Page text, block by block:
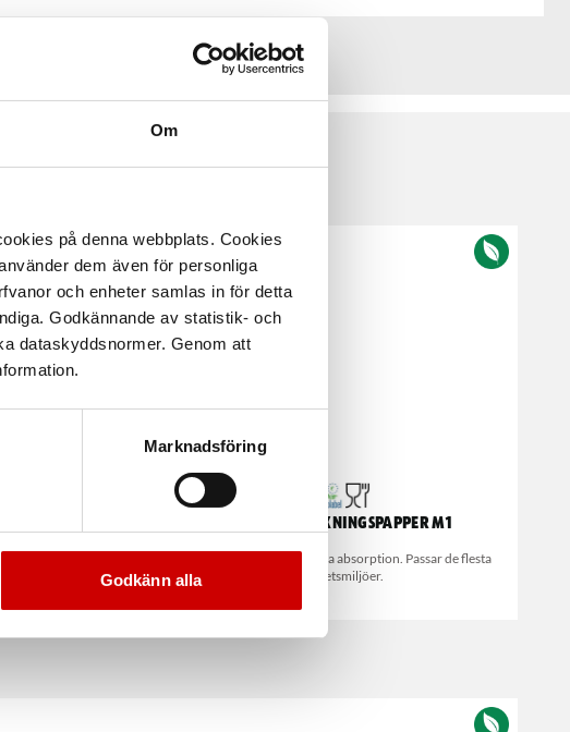
Om
på denna webbplats. Cookies
dem även för personliga
och enheter samlas in för detta
Godkännande av statistik- och
dataskyddsnormer. Genom att
Marknadsföring
Godkänn alla
Tork Avtorkningspapper M1
1-lagerspapper med bra absorption. Passar de flesta
arbetsmiljöer.